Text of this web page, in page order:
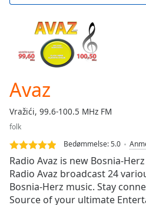
Backward
Forward
Current
Time0:00
Duration
Loaded
0.00%
Stream
TypeLIVE
Seek to
live,
currently
Avaz
Vražići, 99.6-100.5 MHz FM
folk
Bedømmelse:5.0
Radio Avaz is new Bosnia-
Radio Avaz broadcast 24
Bosnia-Herz music. Stay
Source of your ultimate